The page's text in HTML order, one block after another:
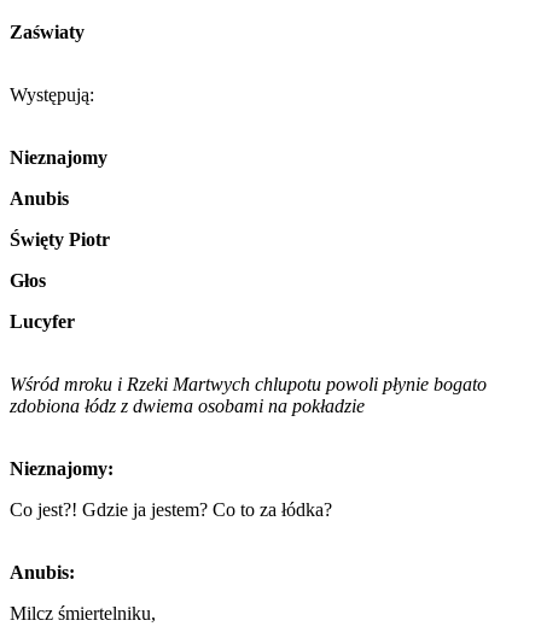
Zaświaty
Występują:
Nieznajomy
Anubis
Święty Piotr
Głos
Lucyfer
Wśród mroku i Rzeki Martwych chlupotu powoli płynie bogato
zdobiona łódz z dwiema osobami na pokładzie
Nieznajomy:
Co jest?! Gdzie ja jestem? Co to za łódka?
Anubis:
Milcz śmiertelniku,